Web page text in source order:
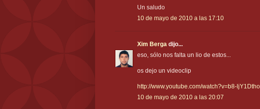
Un saludo
10 de mayo de 2010 a las 17:10
Xim Berga dijo...
eso, sólo nos falta un lio de estos...
os dejo un videoclip
http://www.youtube.com/watch?v=b8-ljY1Dtho
10 de mayo de 2010 a las 20:07